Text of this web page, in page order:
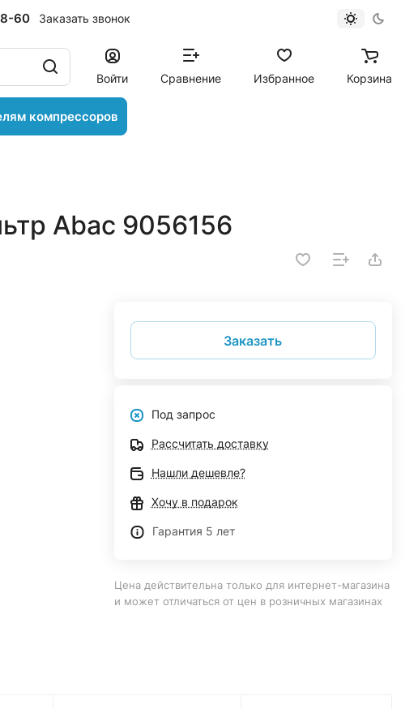
60 Заказать звонок
Войти Сравнение Избранное Корзина
компрессоров
Abac 9056156
Заказать
Под запрос
Рассчитать доставку
Нашли дешевле?
Хочу в подарок
Гарантия 5 лет
Цена действительна только для интернет-магазина
и может отличаться от цен в розничных магазинах